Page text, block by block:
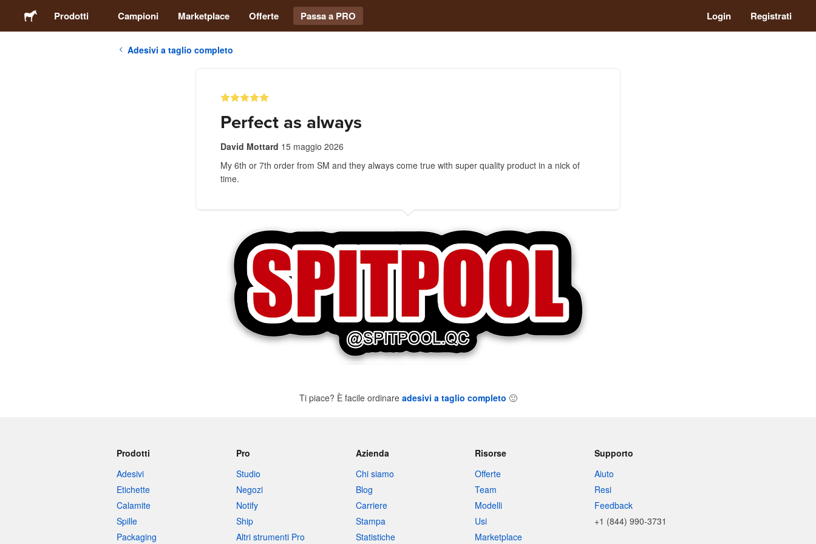
Prodotti Campioni Marketplace Offerte Passa a PRO Login Registrati
Adesivi a taglio completo
Perfect as always
David Mottard 15 maggio 2026
My 6th or 7th order from SM and they always come true with super quality product in a nick of
time.
Ti piace? È facile ordinare adesivi a taglio completo 🙂
Prodotti
Adesivi
Etichette
Calamite
Spille
Packaging
Pro
Studio
Negozi
Notify
Ship
Altri strumenti Pro
Azienda
Chi siamo
Blog
Carriere
Stampa
Statistiche
Risorse
Offerte
Team
Modelli
Usi
Marketplace
Supporto
Aiuto
Resi
Feedback
+1 (844) 990-3731